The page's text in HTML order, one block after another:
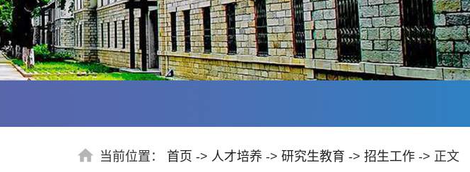
当前位置： 首页 -> 人才培养 -> 研究生教育 -> 招生工作 -> 正文